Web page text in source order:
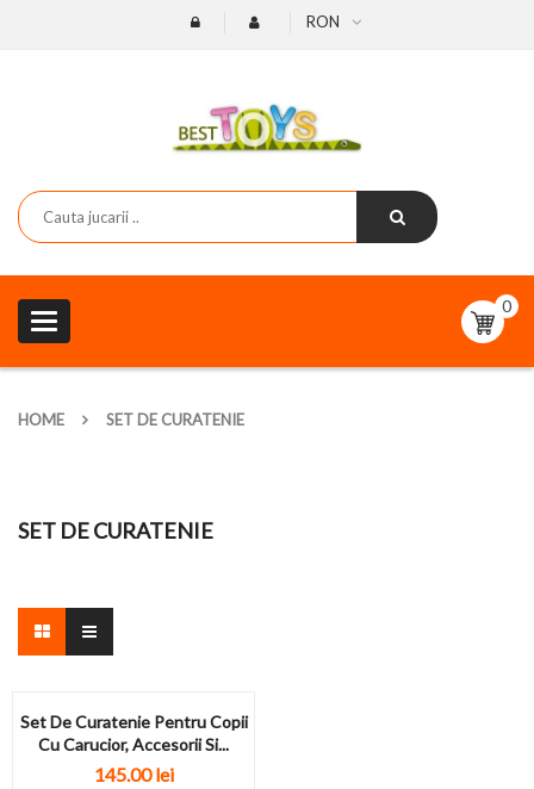
RON
Toggle
navigation
0
HOME SET DE CURATENIE
SET DE CURATENIE
Set De Curatenie Pentru Copii
Cu Carucior, Accesorii Si...
145.00lei